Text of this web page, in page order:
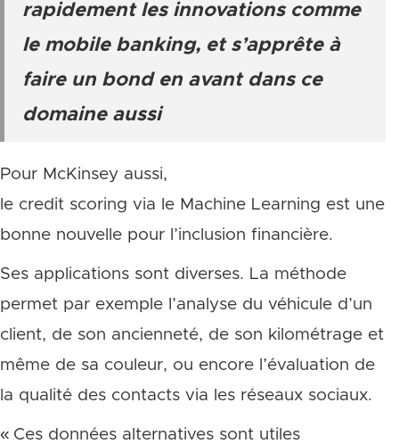
rapidement les innovations comme
le mobile banking, et s’apprête à
faire un bond en avant dans ce
domaine aussi
Pour McKinsey aussi,
le credit scoring via le Machine Learning est une
bonne nouvelle pour l’inclusion financière.
Ses applications sont diverses. La méthode
permet par exemple l’analyse du véhicule d’un
client, de son ancienneté, de son kilométrage et
même de sa couleur, ou encore l’évaluation de
la qualité des contacts via les réseaux sociaux.
« Ces données alternatives sont utiles